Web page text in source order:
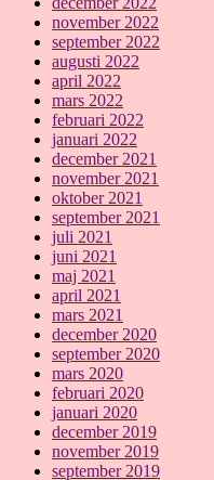
november 2022
september 2022
augusti 2022
april 2022
mars 2022
februari 2022
januari 2022
december 2021
november 2021
oktober 2021
september 2021
juli 2021
juni 2021
maj 2021
april 2021
mars 2021
december 2020
september 2020
mars 2020
februari 2020
januari 2020
december 2019
november 2019
september 2019